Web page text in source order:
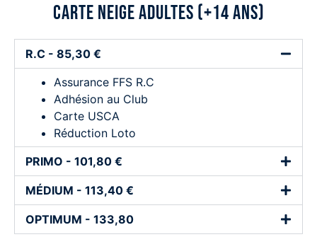
carte neige adultes (+14 ans)
R.C - 85,30 €
Assurance FFS R.C
Adhésion au Club
Carte USCA
Réduction Loto
PRIMO - 101,80 €
MÉDIUM - 113,40 €
OPTIMUM - 133,80